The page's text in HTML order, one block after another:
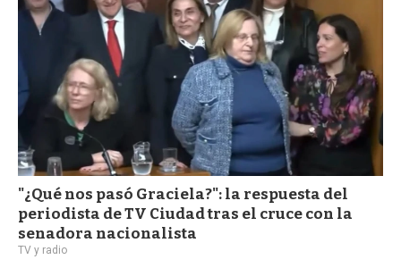
"¿Qué nos pasó Graciela?": la respuesta del
periodista de TV Ciudad tras el cruce con la
senadora nacionalista
TV y radio